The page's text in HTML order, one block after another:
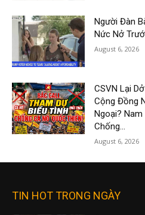
Người Đàn
Nức Nở
August 6, 2026
CSVN Lại
Cộng Đồng
Ngoại?
Chống...
August 6, 2026
TIN HOT TRONG NGÀY